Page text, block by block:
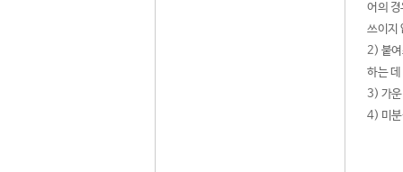
어의
쓰이지
2) 붙여
하는
3) 가운
4) 미분